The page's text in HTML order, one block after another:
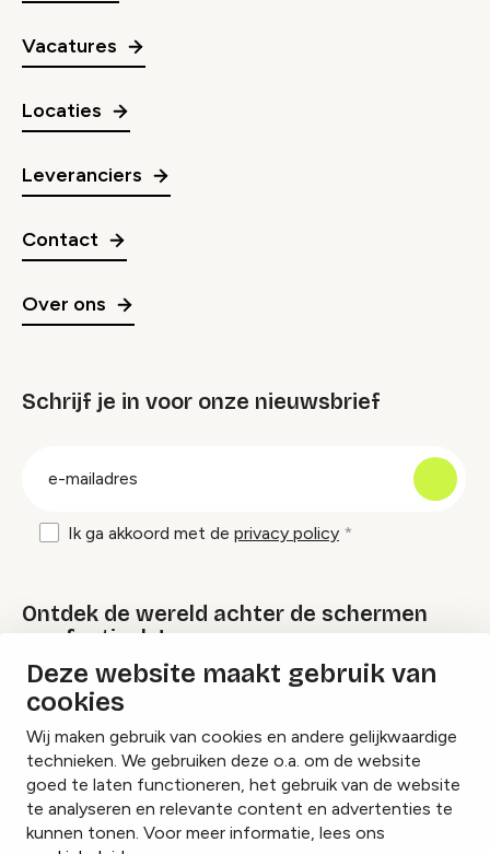
Deze website maakt gebruik van
cookies
Wij maken gebruik van cookies en andere gelijkwaardige
technieken. We gebruiken deze o.a. om de website
goed te laten functioneren, het gebruik van de website
te analyseren en relevante content en advertenties te
kunnen tonen. Voor meer informatie, lees ons
Vacatures
Locaties
Leveranciers
Contact
Over ons
Schrijf je in voor onze nieuwsbrief
Ik ga akkoord met de privacy policy
Ontdek de wereld achter de schermen
van festivals!
Lees onze Festival Specials
InstagramFacebookLinkedIn